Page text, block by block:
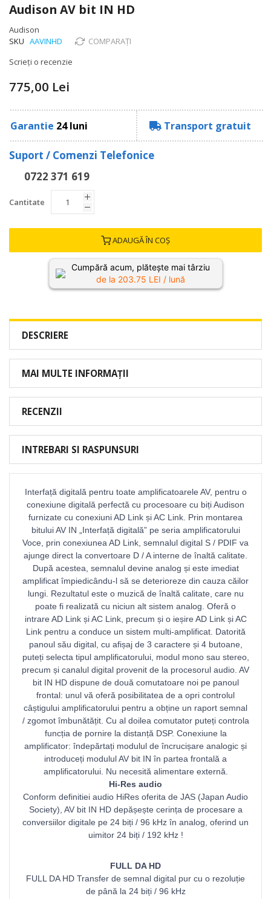
to
the
beginning
of
images
Audison AV bit IN HD
Audison
SKU AAVINHD
COMPARAȚI
Scrieți o recenzie
775,00 Lei
Garantie 24 luni Transport gratuit
Suport / Comenzi Telefonice
0722 371 619
Cantitate
ADAUGĂ ÎN COȘ
Cumpără acum, plătește mai târziu
de la 203.75 LEI / lună
DESCRIERE
MAI MULTE INFORMAȚII
RECENZII
INTREBARI SI RASPUNSURI
Interfață digitală pentru toate amplificatoarele AV, pentru o
conexiune digitală perfectă cu procesoare cu biți Audison
furnizate cu conexiuni AD Link și AC Link. Prin montarea
bitului AV IN „Interfață digitală” pe seria amplificatorului
Voce, prin conexiunea AD Link, semnalul digital S / PDIF va
ajunge direct la convertoare D / A interne de înaltă calitate.
După acestea, semnalul devine analog și este imediat
amplificat împiedicându-l să se deterioreze din cauza căilor
lungi. Rezultatul este o muzică de înaltă calitate, care nu
poate fi realizată cu niciun alt sistem analog. Oferă o
intrare AD Link și AC Link, precum și o ieșire AD Link și AC
Link pentru a conduce un sistem multi-amplificat. Datorită
panoul său digital, cu afișaj de 3 caractere și 4 butoane,
puteți selecta tipul amplificatorului, modul mono sau stereo,
precum și canalul digital provenit de la procesorul audio. AV
bit IN HD dispune de două comutatoare noi pe panoul
frontal: unul vă oferă posibilitatea de a opri controlul
câștigului amplificatorului pentru a obține un raport semnal
/ zgomot îmbunătățit. Cu al doilea comutator puteți controla
funcția de pornire la distanță DSP. Conexiune la
amplificator: îndepărtați modulul de încrucișare analogic și
introduceți modulul AV bit IN în partea frontală a
amplificatorului. Nu necesită alimentare externă.
Hi-Res audio
Conform definitiei audio HiRes oferita de JAS (Japan Audio
Society), AV bit IN HD depășește cerința de procesare a
conversiilor digitale pe 24 biți / 96 kHz în analog, oferind un
uimitor 24 biți / 192 kHz !
FULL DA HD
FULL DA HD Transfer de semnal digital pur cu o rezoluție
de până la 24 biți / 96 kHz